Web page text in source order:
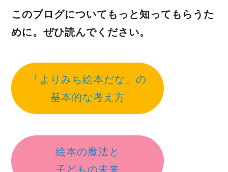
このブログについてもっと知ってもらうた
めに。ぜひ読んでください。
「よりみち絵本だな」の
基本的な考え方
絵本の魔法と